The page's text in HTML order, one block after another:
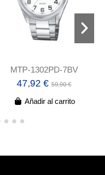
MTP-1302PD-7BV
47,92 €59,90 €
Añadir al carrito